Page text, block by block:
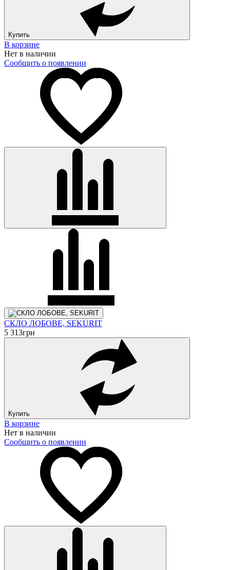
Купить
В корзине
Нет в наличии
Сообщить о появлении
СКЛО ЛОБОВЕ, SEKURIT
5 313грн
Купить
В корзине
Нет в наличии
Сообщить о появлении